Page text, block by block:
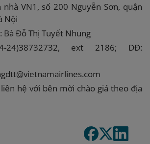
nhà VN1, số 200 Nguyễn Sơn, quận
Nội
Bà Đỗ Thị Tuyết Nhung
24)38732732, ext 2186; DĐ:
hệ với bên mời chào giá theo địa